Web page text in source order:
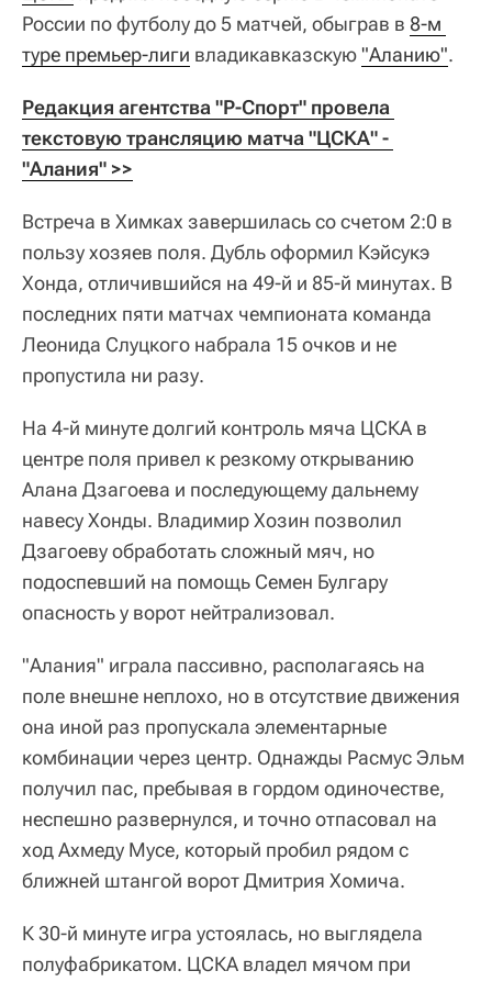
России по футболу до 5 матчей, обыграв в 8-м
туре премьер-лиги владикавказскую"Аланию".
Редакция агентства "Р-Спорт" провела
текстовую трансляцию матча "ЦСКА" -
"Алания" >>
Встреча в Химках завершилась со счетом 2:0 в
пользу хозяев поля. Дубль оформил Кэйсукэ
Хонда, отличившийся на 49-й и 85-й минутах. В
последних пяти матчах чемпионата команда
Леонида Слуцкого набрала 15 очков и не
пропустила ни разу.
На 4-й минуте долгий контроль мяча ЦСКА в
центре поля привел к резкому открыванию
Алана Дзагоева и последующему дальнему
навесу Хонды. Владимир Хозин позволил
Дзагоеву обработать сложный мяч, но
подоспевший на помощь Семен Булгару
опасность у ворот нейтрализовал.
"Алания" играла пассивно, располагаясь на
поле внешне неплохо, но в отсутствие движения
она иной раз пропускала элементарные
комбинации через центр. Однажды Расмус Эльм
получил пас, пребывая в гордом одиночестве,
неспешно развернулся, и точно отпасовал на
ход Ахмеду Мусе, который пробил рядом с
ближней штангой ворот Дмитрия Хомича.
К 30-й минуте игра устоялась, но выглядела
полуфабрикатом. ЦСКА владел мячом при